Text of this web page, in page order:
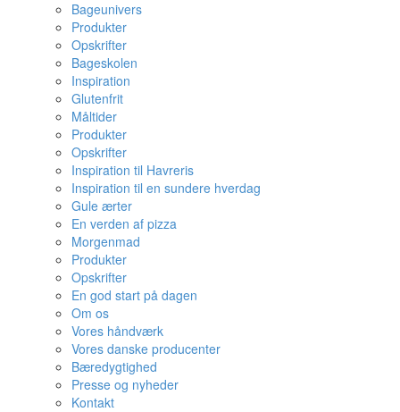
Bageunivers
Produkter
Opskrifter
Bageskolen
Inspiration
Glutenfrit
Måltider
Produkter
Opskrifter
Inspiration til Havreris
Inspiration til en sundere hverdag
Gule ærter
En verden af pizza
Morgenmad
Produkter
Opskrifter
En god start på dagen
Om os
Vores håndværk
Vores danske producenter
Bæredygtighed
Presse og nyheder
Kontakt